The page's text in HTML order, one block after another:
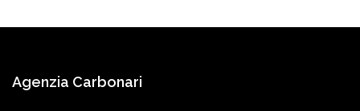
Agenzia Carbonari